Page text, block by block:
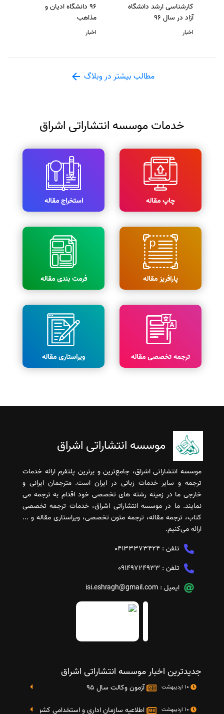
کارشناسی ارشد دانشگاه
آزاد در سال 96
اخبار
96 دانشگاه ادیان و
مذاهب
اخبار
مطالب بیشتر در وبلاگ
خدمات موسسه انتشاراتی اشراق
چاپ مقاله استخراج مقاله
پارافریز مقاله فرمت بندی مقاله
ترجمه تخصصی مقاله ویراستاری مقاله
موسسه انتشاراتی اشراق
موسسه انتشاراتی اشراق، جامع‌ترین و برترین پلتفرم ارائه خدمات
ترجمه و سایر خدمات زبانی در ایران است. مترجمان ایرانی و
خارجی ما در زمینه رشته های تخصصی خود اقدام به ترجمه می
نمایند. ما در موسسه انتشاراتی اشراق، خدمات ترجمه تخصصی
کتاب، ترجمه مقاله، ترجمه متون تخصصی، ویراستاری مقاله و ...
ارائه می‌کنیم.
تلفن : 04133373424
تلفن : 09149724933
ایمیل : isi.eshragh@gmail.com
جدیدترین اخبار موسسه انتشاراتی اشراق
آزمون وکالت سال 95
اطلاعیه سازمان اداری و استخدامی کشور در خصوص